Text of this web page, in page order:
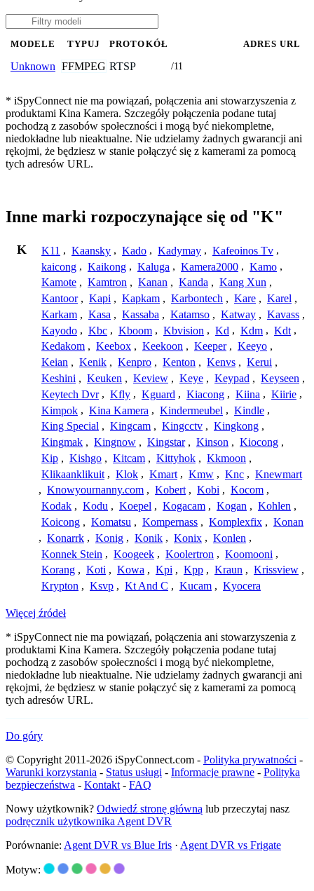
MODELE TYPUJ PROTOKÓŁ ADRES URL
Unknown FFMPEG RTSP /11
* iSpyConnect nie ma powiązań, połączenia ani stowarzyszenia z
produktami Kina Kamera. Szczegóły połączenia podane tutaj
pochodzą z zasobów społeczności i mogą być niekompletne,
niedokładne lub nieaktualne. Nie udzielamy żadnych gwarancji ani
rękojmi, że będziesz w stanie połączyć się z kamerami za pomocą
tych adresów URL.
Inne marki rozpoczynające się od "K"
K K11 , Kaansky , Kado , Kadymay , Kafeoinos Tv ,
kaicong , Kaikong , Kaluga , Kamera2000 , Kamo ,
Kamote , Kamtron , Kanan , Kanda , Kang Xun ,
Kantoor , Kapi , Kapkam , Karbontech , Kare , Karel ,
Karkam , Kasa , Kassaba , Katamso , Katway , Kavass ,
Kayodo , Kbc , Kboom , Kbvision , Kd , Kdm , Kdt ,
Kedakom , Keebox , Keekoon , Keeper , Keeyo ,
Keian , Kenik , Kenpro , Kenton , Kenvs , Kerui ,
Keshini , Keuken , Keview , Keye , Keypad , Keyseen ,
Keytech Dvr , Kfly , Kguard , Kiacong , Kiina , Kiirie ,
Kimpok , Kina Kamera , Kindermeubel , Kindle ,
King Special , Kingcam , Kingcctv , Kingkong ,
Kingmak , Kingnow , Kingstar , Kinson , Kiocong ,
Kip , Kishgo , Kitcam , Kittyhok , Kkmoon ,
Klikaanklikuit , Klok , Kmart , Kmw , Knc , Knewmart
, Knowyournanny.com , Kobert , Kobi , Kocom ,
Kodak , Kodu , Koepel , Kogacam , Kogan , Kohlen ,
Koicong , Komatsu , Kompernass , Komplexfix , Konan
, Konarrk , Konig , Konik , Konix , Konlen ,
Konnek Stein , Koogeek , Koolertron , Koomooni ,
Korang , Koti , Kowa , Kpi , Kpp , Kraun , Krissview ,
Krypton , Ksvp , Kt And C , Kucam , Kyocera
Więcej źródeł
* iSpyConnect nie ma powiązań, połączenia ani stowarzyszenia z
produktami Kina Kamera. Szczegóły połączenia podane tutaj
pochodzą z zasobów społeczności i mogą być niekompletne,
niedokładne lub nieaktualne. Nie udzielamy żadnych gwarancji ani
rękojmi, że będziesz w stanie połączyć się z kamerami za pomocą
tych adresów URL.
Do góry
© Copyright 2011-2026 iSpyConnect.com - Polityka prywatności -
Warunki korzystania - Status usługi - Informacje prawne - Polityka
bezpieczeństwa - Kontakt - FAQ
Nowy użytkownik? Odwiedź stronę główną lub przeczytaj nasz
podręcznik użytkownika Agent DVR
Porównanie: Agent DVR vs Blue Iris · Agent DVR vs Frigate
Motyw: